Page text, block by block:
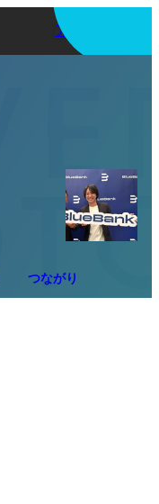
アプリを使う
つながり